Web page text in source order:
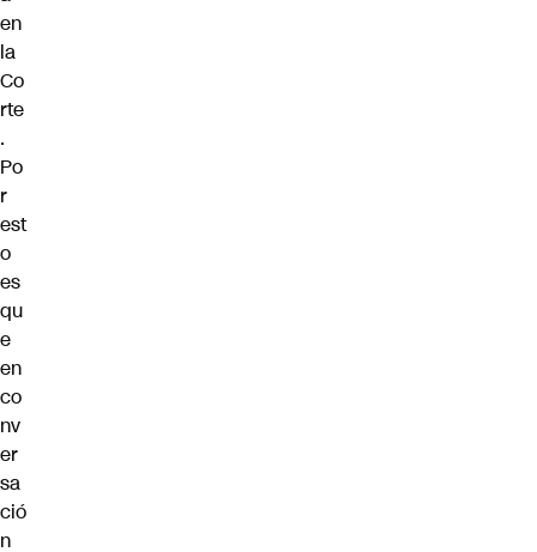
en
la
Co
rte
.
Po
r
est
o
es
qu
e
en
co
nv
er
sa
ció
n